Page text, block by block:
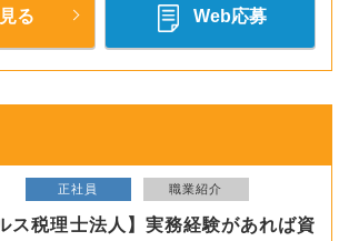
る Web応募
正社員 職業紹介
ス税理士法人】実務経験があれば資